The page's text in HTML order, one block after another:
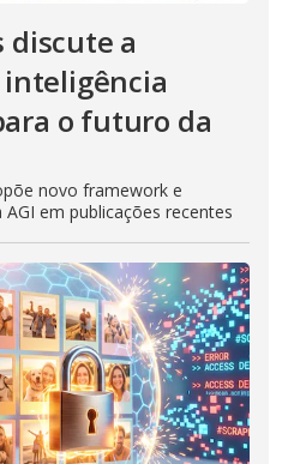
discute a
o futuro da
novo framework e
em publicações recentes